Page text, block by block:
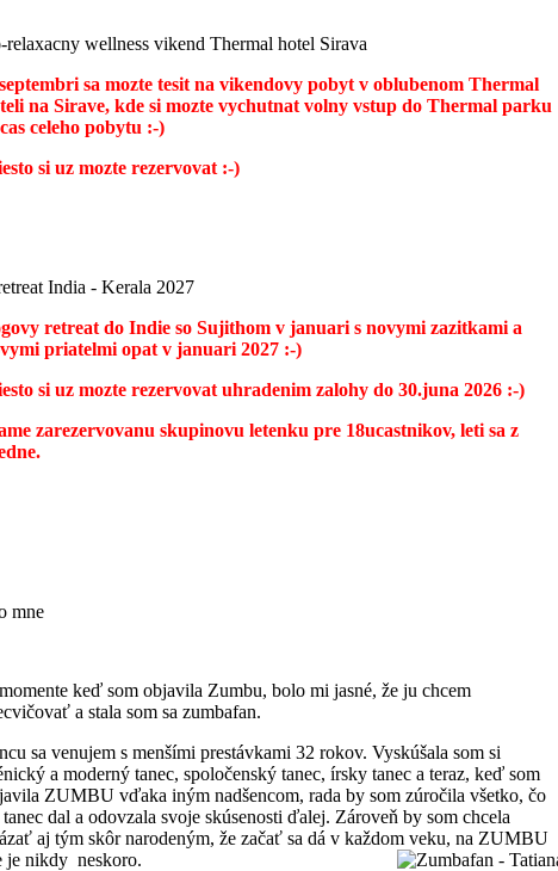
relaxacny wellness vikend Thermal hotel Sirava
sa mozte tesit na vikendovy pobyt v oblubenom Thermal
na Sirave, kde si mozte vychutnat volny vstup do Thermal parku
celeho pobytu :-)
si uz mozte rezervovat :-)
India - Kerala 2027
retreat do Indie so Sujithom v januari s novymi zazitkami a
priatelmi opat v januari 2027 :-)
si uz mozte rezervovat uhradenim zalohy do 30.juna 2026 :-)
zarezervovanu skupinovu letenku pre 18ucastnikov, leti sa z
mne
keď som objavila Zumbu, bolo mi jasné, že ju chcem
a stala som sa zumbafan.
sa venujem s menšími prestávkami 32 rokov. Vyskúšala som si
a moderný tanec, spoločenský tanec, írsky tanec a teraz, keď som
ZUMBU vďaka iným nadšencom, rada by som zúročila všetko, čo
dal a odovzala svoje skúsenosti ďalej. Zároveň by som chcela
aj tým skôr narodeným, že začať sa dá v každom veku, na ZUMBU
je nikdy neskoro.